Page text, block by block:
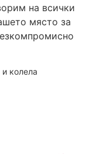
на всички
място за
колела